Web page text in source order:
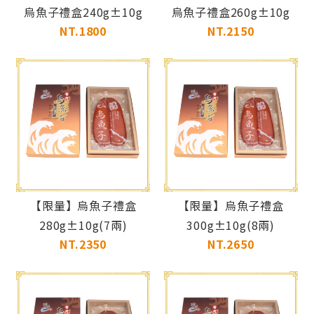
烏魚子禮盒240g±10g
NT.1800
烏魚子禮盒260g±10g
NT.2150
【限量】烏魚子禮盒
280g±10g(7兩)
NT.2350
【限量】烏魚子禮盒
300g±10g(8兩)
NT.2650